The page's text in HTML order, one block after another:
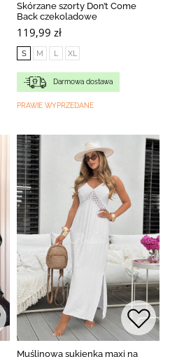
Skórzane szorty Don’t Come
Back czekoladowe
119,99 zł
S M L XL
Darmowa dostawa
PRAWIE WYPRZEDANE
Muślinowa sukienka maxi na